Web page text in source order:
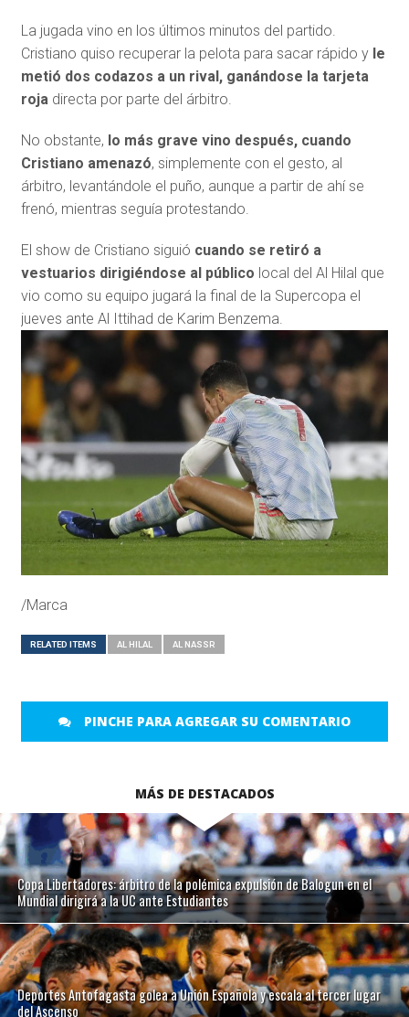
La jugada vino en los últimos minutos del partido.
Cristiano quiso recuperar la pelota para sacar rápido yle
metió dos codazos a un rival, ganándose la tarjeta
roja directa por parte del árbitro.
No obstante, lo más grave vino después, cuando
Cristiano amenazó, simplemente con el gesto, al
árbitro, levantándole el puño, aunque a partir de ahí se
frenó, mientras seguía protestando.
El show de Cristiano siguió cuando se retiró a
vestuarios dirigiéndose al público local del Al Hilal que
vio como su equipo jugará la final de la Supercopa el
jueves ante Al Ittihad de Karim Benzema.
/Marca
RELATED ITEMS AL HILAL AL NASSR
PINCHE PARA AGREGAR SU COMENTARIO
MÁS DE DESTACADOS
Copa Libertadores: árbitro de la polémica expulsión de Balogun en el
Mundial dirigirá a la UC ante Estudiantes
Deportes Antofagasta golea a Unión Española y escala al tercer lugar
del Ascenso